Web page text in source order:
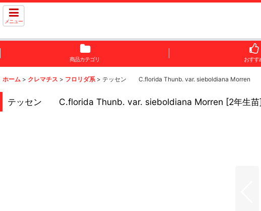
メニュー
商品カテゴリ おすす
ホーム > クレマチス > フロリダ系 > テッセン C.florida Thunb. var. sieboldiana Morren
テッセン C.florida Thunb. var. sieboldiana Morren [2年生苗